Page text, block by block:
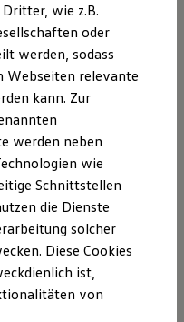
AU
wie z.B.
oder
werden, sodass
Webseiten relevante
kann. Zur
werden neben
wie
Schnittstellen
die Dienste
solcher
Diese Cookies
ist,
von